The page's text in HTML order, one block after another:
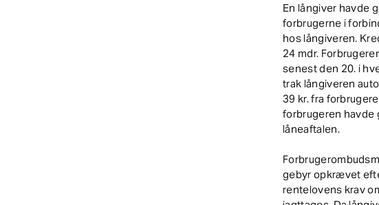
En långiver havde
forbrugerne i
hos långiveren.
24 mdr.
senest den 20. i
trak långiveren
39 kr. fra
forbrugeren havde
låneaftalen.
gebyr opkrævet
rentelovens krav